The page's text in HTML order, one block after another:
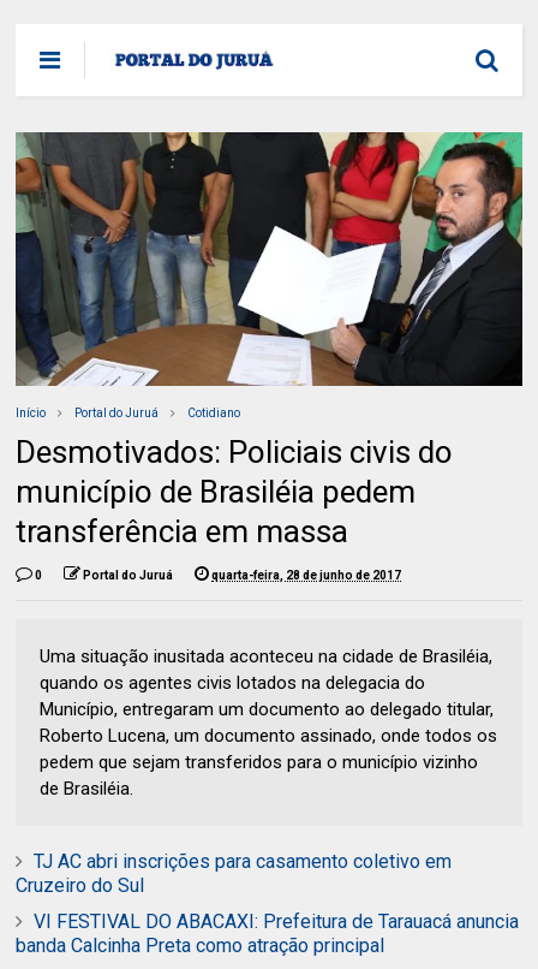
Início Portal do Juruá Cotidiano
Desmotivados: Policiais civis do
município de Brasiléia pedem
transferência em massa
0 Portal do Juruá quarta-feira, 28 de junho de 2017
Uma situação inusitada aconteceu na cidade de Brasiléia,
quando os agentes civis lotados na delegacia do
Município, entregaram um documento ao delegado titular,
Roberto Lucena, um documento assinado, onde todos os
pedem que sejam transferidos para o município vizinho
de Brasiléia.
TJ AC abri inscrições para casamento coletivo em
Cruzeiro do Sul
VI FESTIVAL DO ABACAXI: Prefeitura de Tarauacá anuncia
banda Calcinha Preta como atração principal